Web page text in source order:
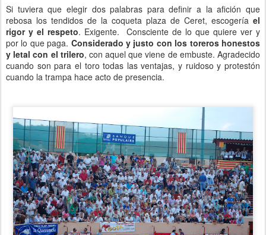
Si tuviera que elegir dos palabras para definir a la afición que
rebosa los tendidos de la coqueta plaza de Ceret, escogería el
rigor y el respeto. Exigente. Consciente de lo que quiere ver y
por lo que paga. Considerado y justo con los toreros honestos
y letal con el trilero, con aquel que viene de embuste. Agradecido
cuando son para el toro todas las ventajas, y ruidoso y protestón
cuando la trampa hace acto de presencia.